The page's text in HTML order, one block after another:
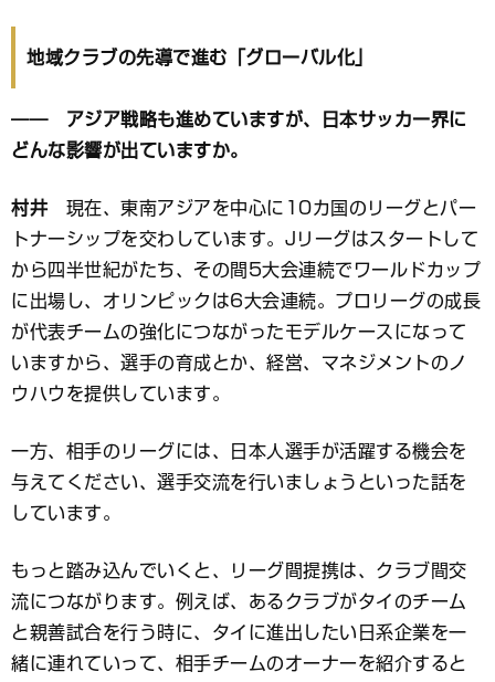
地域クラブの先導で進む「グローバル化」
―― アジア戦略も進めていますが、日本サッカー界に
どんな影響が出ていますか。
村井現在、東南アジアを中心に10カ国のリーグとパー
トナーシップを交わしています。Jリーグはスタートして
から四半世紀がたち、その間5大会連続でワールドカップ
に出場し、オリンピックは6大会連続。プロリーグの成長
が代表チームの強化につながったモデルケースになって
いますから、選手の育成とか、経営、マネジメントのノ
ウハウを提供しています。
一方、相手のリーグには、日本人選手が活躍する機会を
与えてください、選手交流を行いましょうといった話を
しています。
もっと踏み込んでいくと、リーグ間提携は、クラブ間交
流につながります。例えば、あるクラブがタイのチーム
と親善試合を行う時に、タイに進出したい日系企業を一
緒に連れていって、相手チームのオーナーを紹介すると